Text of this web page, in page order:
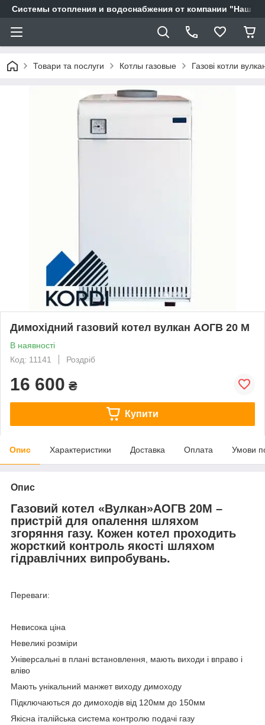
Системы отопления и водоснабжения от компании "Наш
Товари та послуги Котлы газовые Газові котли
Димохідний газовий котел вулкан АОГВ 20 М
В наявності
Код: 11141
Роздріб
16 600 ₴
Купити
Опис Характеристики Доставка Оплата Умови
Опис
Газовий котел «Вулкан»АОГВ 20М –
пристрій для опалення шляхом
згоряння газу. Кожен котел проходить
жорсткий контроль якості шляхом
гідравлічних випробувань.
Переваги:
Невисока ціна
Невеликі розміри
Універсальні в плані встановлення, мають виходи і вправо і
вліво
Мають унікальний манжет виходу димоходу
Підключаються до димоходів від 120мм до 150мм
Якісна італійська система контролю подачі газу